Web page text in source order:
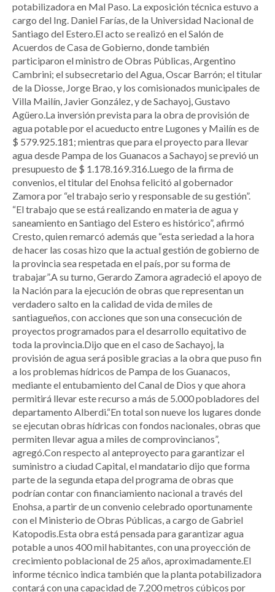
potabilizadora en Mal Paso. La exposición técnica estuvo a
cargo del Ing. Daniel Farías, de la Universidad Nacional de
Santiago del Estero.El acto se realizó en el Salón de
Acuerdos de Casa de Gobierno, donde también
participaron el ministro de Obras Públicas, Argentino
Cambrini; el subsecretario del Agua, Oscar Barrón; el titular
de la Diosse, Jorge Brao, y los comisionados municipales de
Villa Mailín, Javier González, y de Sachayoj, Gustavo
Agüero.La inversión prevista para la obra de provisión de
agua potable por el acueducto entre Lugones y Mailín es de
$ 579.925.181; mientras que para el proyecto para llevar
agua desde Pampa de los Guanacos a Sachayoj se previó un
presupuesto de $ 1.178.169.316.Luego de la firma de
convenios, el titular del Enohsa felicitó al gobernador
Zamora por “el trabajo serio y responsable de su gestión”.
“El trabajo que se está realizando en materia de agua y
saneamiento en Santiago del Estero es histórico”, afirmó
Cresto, quien remarcó además que “esta seriedad a la hora
de hacer las cosas hizo que la actual gestión de gobierno de
la provincia sea respetada en el país, por su forma de
trabajar”.A su turno, Gerardo Zamora agradeció el apoyo de
la Nación para la ejecución de obras que representan un
verdadero salto en la calidad de vida de miles de
santiagueños, con acciones que son una consecución de
proyectos programados para el desarrollo equitativo de
toda la provincia.Dijo que en el caso de Sachayoj, la
provisión de agua será posible gracias a la obra que puso fin
a los problemas hídricos de Pampa de los Guanacos,
mediante el entubamiento del Canal de Dios y que ahora
permitirá llevar este recurso a más de 5.000 pobladores del
departamento Alberdi.“En total son nueve los lugares donde
se ejecutan obras hídricas con fondos nacionales, obras que
permiten llevar agua a miles de comprovincianos”,
agregó.Con respecto al anteproyecto para garantizar el
suministro a ciudad Capital, el mandatario dijo que forma
parte de la segunda etapa del programa de obras que
podrían contar con financiamiento nacional a través del
Enohsa, a partir de un convenio celebrado oportunamente
con el Ministerio de Obras Públicas, a cargo de Gabriel
Katopodis.Esta obra está pensada para garantizar agua
potable a unos 400 mil habitantes, con una proyección de
crecimiento poblacional de 25 años, aproximadamente.El
informe técnico indica también que la planta potabilizadora
contará con una capacidad de 7.200 metros cúbicos por